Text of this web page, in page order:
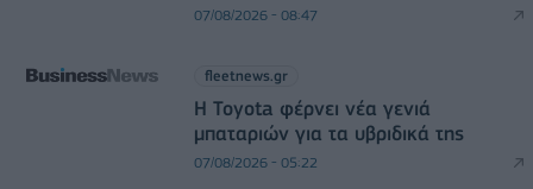
07/08/2026 - 08:47
fleetnews.gr
Η Toyota φέρνει νέα γενιά
μπαταριών για τα υβριδικά της
07/08/2026 - 05:22